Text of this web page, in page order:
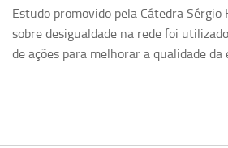
Estudo promovido pela Cátedra
sobre desigualdade na rede foi
de ações para melhorar a qualidade